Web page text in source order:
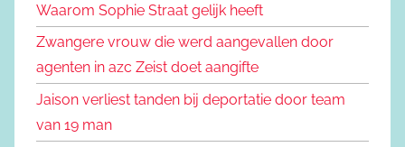
Waarom Sophie Straat gelijk heeft
Zwangere vrouw die werd aangevallen door
agenten in azc Zeist doet aangifte
Jaison verliest tanden bij deportatie door team
van 19 man